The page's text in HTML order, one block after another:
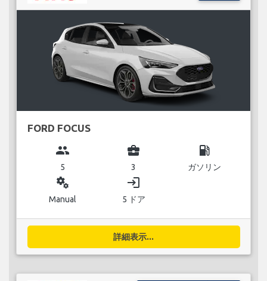
FORD FOCUS
group
5
business_center
3
local_gas_station
ガソリン
miscellaneous_services
Manual
login
5 ドア
詳細表示...